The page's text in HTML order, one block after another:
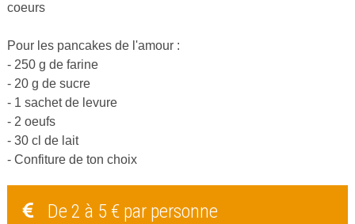
coeurs
Pour les pancakes de l'amour :
- 250 g de farine
- 20 g de sucre
- 1 sachet de levure
- 2 oeufs
- 30 cl de lait
- Confiture de ton choix
De 2 à 5 € par personne